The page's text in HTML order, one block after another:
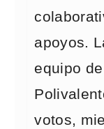
apoyos.
equipo
votos,